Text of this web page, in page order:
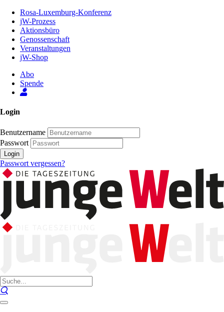
Inhalt
Seite
Rosa-Luxemburg-Konferenz
jW-Prozess
Aktionsbüro
Genossenschaft
Veranstaltungen
jW-Shop
Abo
Spende
Login
Benutzername
Passwort
Login
Passwort vergessen?